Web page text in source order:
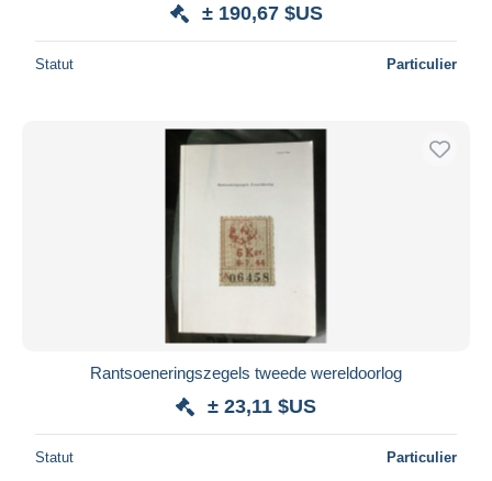
± 190,67 $US
Statut Particulier
Rantsoeneringszegels tweede wereldoorlog
± 23,11 $US
Statut Particulier